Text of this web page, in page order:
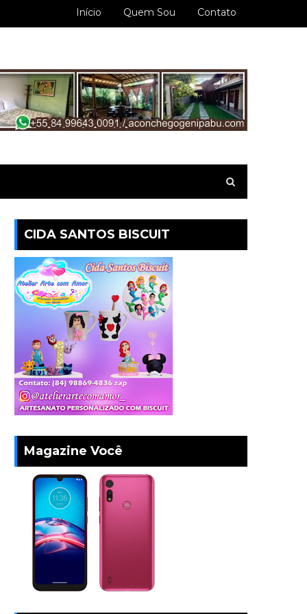
Início Quem Sou Contato
CIDA SANTOS BISCUIT
Magazine Você